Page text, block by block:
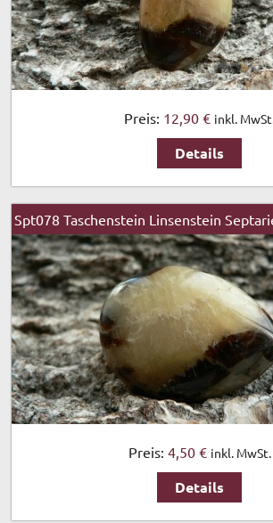
Preis: 12,90 € inkl.
Details
Spt078 Taschenstein Linsenstein
Preis: 4,50 € inkl. MwSt.
Details